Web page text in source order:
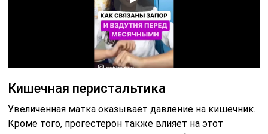
Кишечная перистальтика
Увеличенная матка оказывает давление на кишечник.
Кроме того, прогестерон также влияет на этот